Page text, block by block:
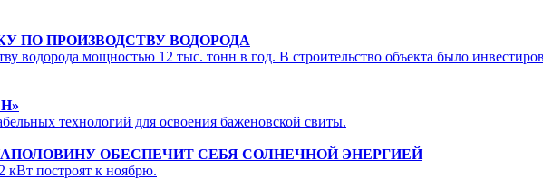
ПО ПРОИЗВОДСТВУ ВОДОРОДА
водорода мощностью 12 тыс. тонн в год. В строительство объекта было
технологий для освоения баженовской свиты.
ОБЕСПЕЧИТ СЕБЯ СОЛНЕЧНОЙ ЭНЕРГИЕЙ
кВт построят к ноябрю.